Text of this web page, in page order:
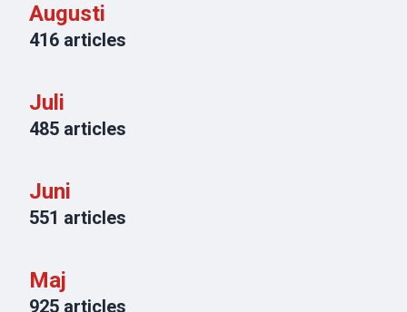
Augusti
416 articles
Juli
485 articles
Juni
551 articles
Maj
925 articles